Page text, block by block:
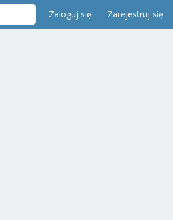
Zaloguj się Zarejestruj się